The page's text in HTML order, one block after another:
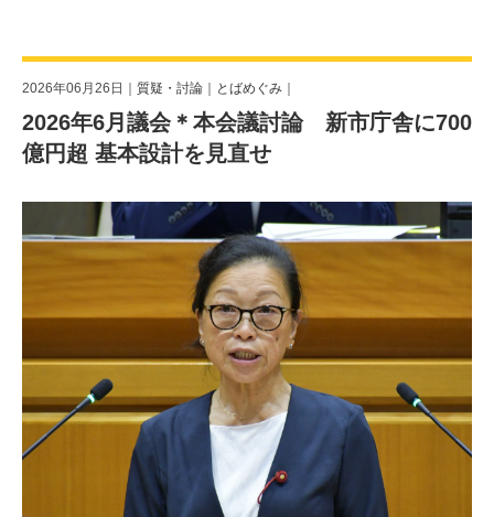
2026年06月26日｜ 質疑・討論 とばめぐみ
2026年6月議会＊本会議討論 新市庁舎に700
億円超 基本設計を見直せ